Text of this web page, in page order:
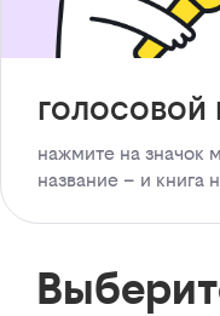
голосовой
нажмите на значок
название – и книга